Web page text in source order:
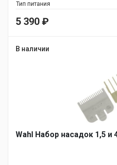
Тип питания
5 390 ₽
В наличии
Wahl Набор насадок 1,5 и